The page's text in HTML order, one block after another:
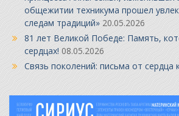
общежитии техникума прошел
следам традиций» 20.05.2026
81 лет Великой Победе: Память,
сердцах! 08.05.2026
Связь поколений: письма от сердца